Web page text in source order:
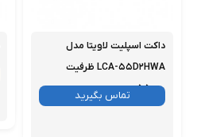
داکت اسپلیت لاویتا مدل
LCA-۵۵D۲HWA ظرفیت
۵۵۰۰۰
موجود تماس بگیرید